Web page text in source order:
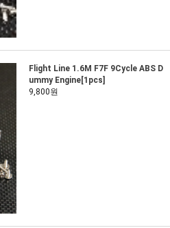
Flight Line 1.6M F7F 9Cycle ABS D
ummy Engine[1pcs]
9,800원